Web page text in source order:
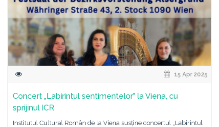
15 Apr 2025
Concert „Labirintul sentimentelor” la Viena, cu
sprijinul ICR
Institutul Cultural Român de la Viena susține concertul „Labirintul